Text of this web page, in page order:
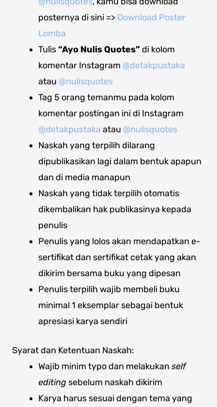
posternya di sini => Download Poster
Lomba
Tulis“Ayo Nulis Quotes”di kolom
komentar Instagram @detakpustaka
atau @nulisquotes
Tag 5 orang temanmu pada kolom
komentar postingan ini di Instagram
@detakpustaka atau @nulisquotes
Naskah yang terpilih dilarang
dipublikasikan lagi dalam bentuk apapun
dan di media manapun
Naskah yang tidak terpilih otomatis
dikembalikan hak publikasinya kepada
penulis
Penulis yang lolos akan mendapatkan e-
sertifikat dan sertifikat cetak yang akan
dikirim bersama buku yang dipesan
Penulis terpilih wajib membeli buku
minimal 1 eksemplar sebagai bentuk
apresiasi karya sendiri
Syarat dan Ketentuan Naskah:
Wajib minim typo dan melakukan self
editing sebelum naskah dikirim
Karya harus sesuai dengan tema yang